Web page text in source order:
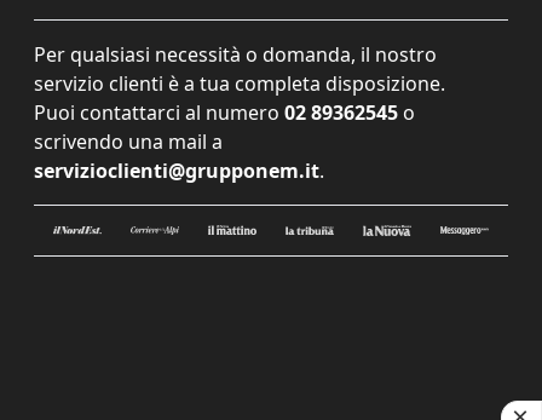
Per qualsiasi necessità o domanda, il nostro
servizio clienti è a tua completa disposizione.
Puoi contattarci al numero 02 89362545 o
scrivendo una mail a
servizioclienti@grupponem.it.